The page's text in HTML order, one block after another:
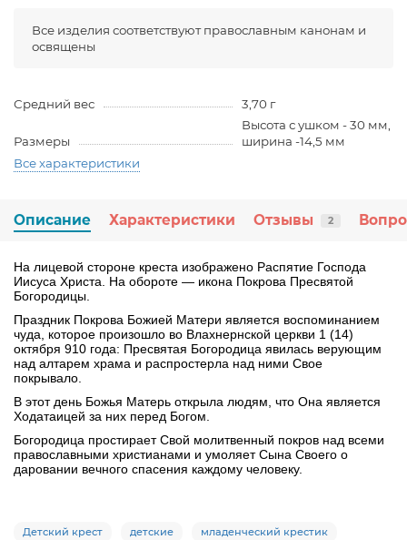
Все изделия соответствуют православным канонам и
освящены
Средний вес 3,70 г
Размеры
Высота с ушком - 30 мм,
ширина -14,5 мм
Все характеристики
Описание Характеристики Отзывы 2
На лицевой стороне креста изображено Распятие Господа
Иисуса Христа. На обороте — икона Покрова Пресвятой
Богородицы.
Праздник Покрова Божией Матери является воспоминанием
чуда, которое произошло во Влахнернской церкви 1 (14)
октября 910 года: Пресвятая Богородица явилась верующим
над алтарем храма и распростерла над ними Свое
покрывало.
В этот день Божья Матерь открыла людям, что Она является
Ходатаицей за них перед Богом.
Богородица простирает Свой молитвенный покров над всеми
православными христианами и умоляет Сына Своего о
даровании вечного спасения каждому человеку.
Детский крест детские младенческий крестик